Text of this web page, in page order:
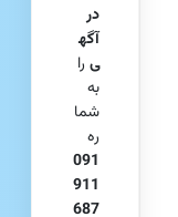
در
آگه
ی را
به
شما
ره
091
911
687